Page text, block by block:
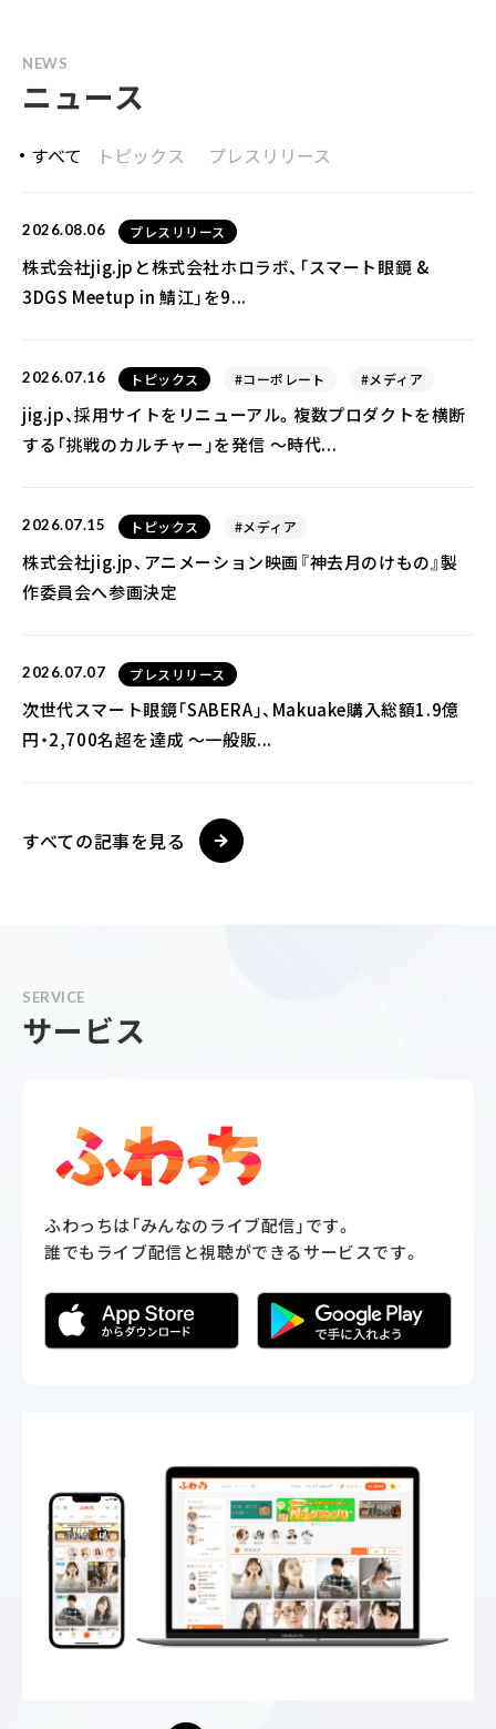
NEWS
ニュース
すべて トピックス プレスリリース
2026.08.06 プレスリリース
株式会社jig.jpと株式会社ホロラボ、「スマート眼鏡 &
3DGS Meetup in 鯖江」を9...
2026.07.16 トピックス #コーポレート #メディア
jig.jp、採用サイトをリニューアル。複数プロダクトを横断
する「挑戦のカルチャー」を発信 〜時代...
2026.07.15 トピックス #メディア
株式会社jig.jp、アニメーション映画『神去月のけもの』製
作委員会へ参画決定
2026.07.07 プレスリリース
次世代スマート眼鏡「SABERA」、Makuake購入総額1.9億
円・2,700名超を達成 ～一般販...
すべての記事を見る
SERVICE
サービス
ふわっちは「みんなのライブ配信」です。
誰でもライブ配信と視聴ができるサービスです。